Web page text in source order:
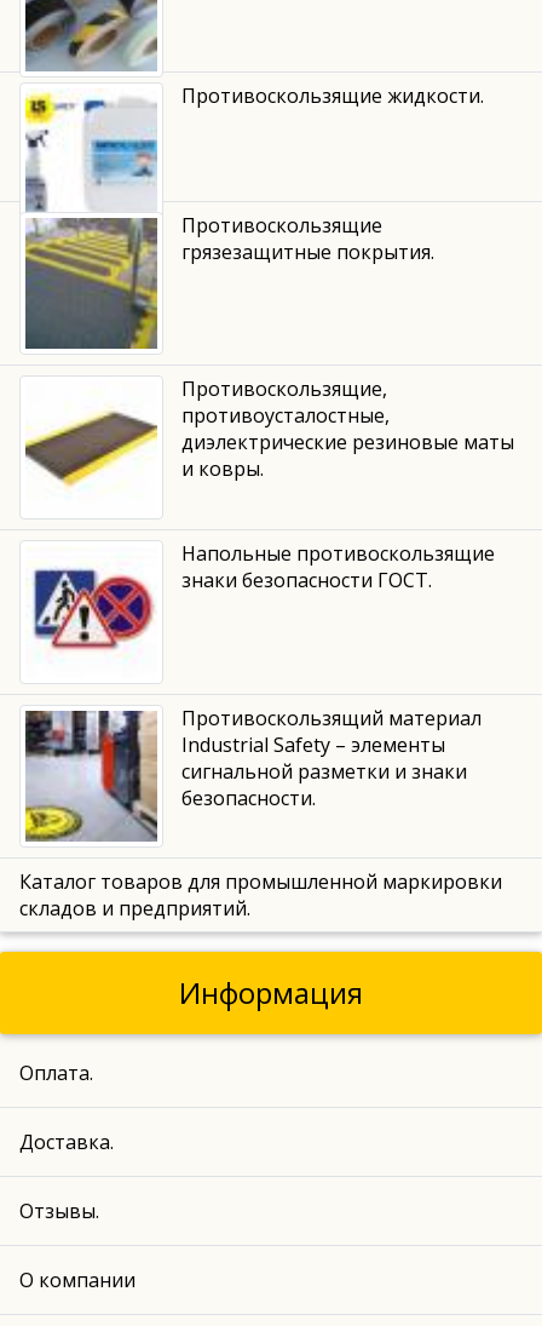
Противоскользящие жидкости.
Противоскользящие
грязезащитные покрытия.
Противоскользящие,
противоусталостные,
диэлектрические резиновые маты
и ковры.
Напольные противоскользящие
знаки безопасности ГОСТ.
Противоскользящий материал
Industrial Safety – элементы
сигнальной разметки и знаки
безопасности.
Каталог товаров для промышленной маркировки
складов и предприятий.
Информация
Оплата.
Доставка.
Отзывы.
О компании